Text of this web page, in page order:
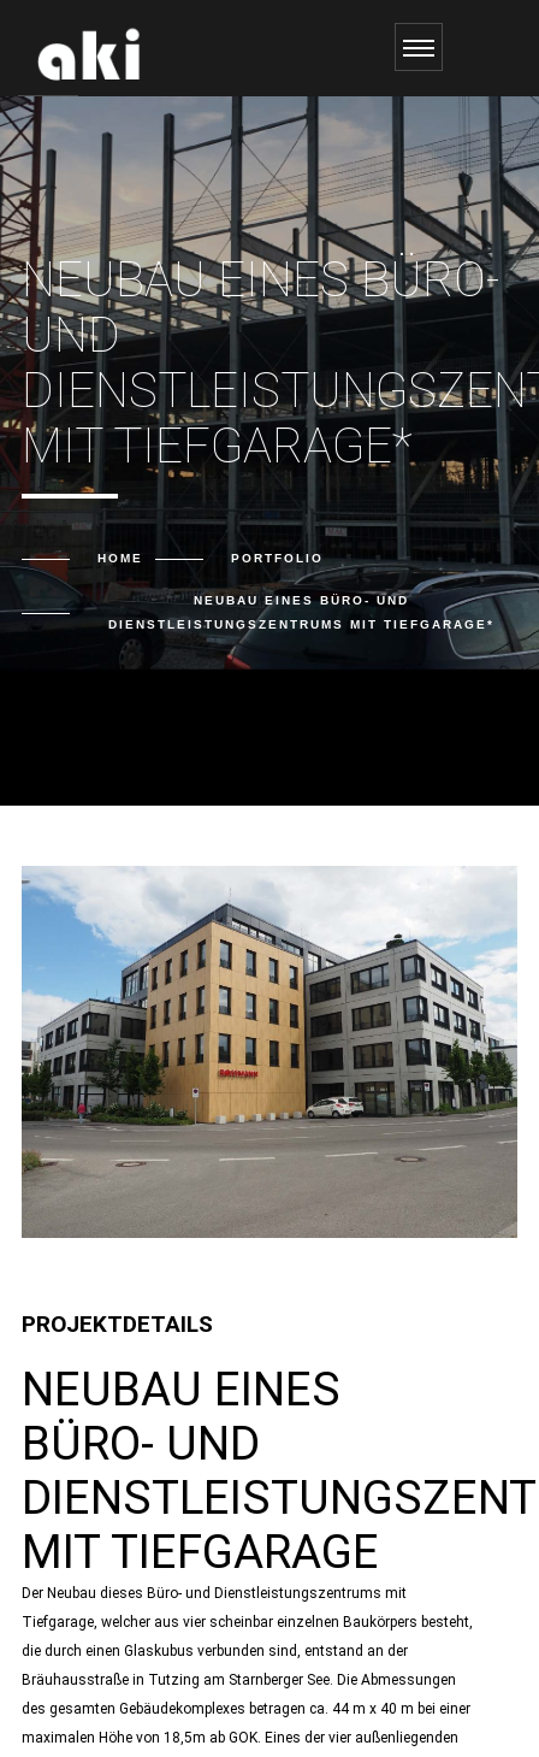
NEUBAU EINES BÜRO-
UND
MIT TIEFGARAGE*
HOME PORTFOLIO
NEUBAU EINES BÜRO- UND
DIENSTLEISTUNGSZENTRUMS MIT TIEFGARAGE*
PROJEKTDETAILS
NEUBAU EINES
BÜRO- UND
MIT TIEFGARAGE
Der Neubau dieses Büro- und Dienstleistungszentrums mit
Tiefgarage, welcher aus vier scheinbar einzelnen Baukörpers besteht,
die durch einen Glaskubus verbunden sind, entstand an der
Bräuhausstraße in Tutzing am Starnberger See. Die Abmessungen
des gesamten Gebäudekomplexes betragen ca. 44 m x 40 m bei einer
maximalen Höhe von 18,5m ab GOK. Eines der vier außenliegenden